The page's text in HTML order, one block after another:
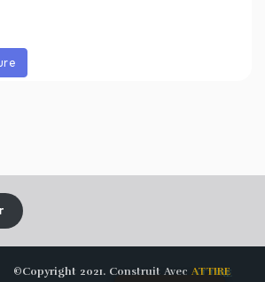
©Copyright 2021. Construit Avec ATTIRE